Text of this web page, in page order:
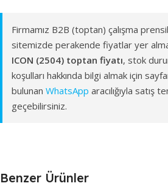
Firmamız B2B (toptan) çalışma
sitemizde perakende fiyatlar yer
ICON (2504) toptan fiyatı, stok
koşulları hakkında bilgi almak için
bulunan WhatsApp aracılığıyla satış
geçebilirsiniz.
Benzer Ürünler